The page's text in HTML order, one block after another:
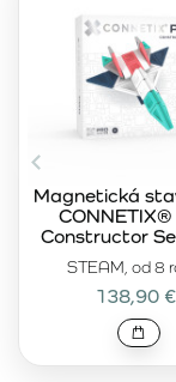
STEAM, od 8
Magnetická
CONNETIX®
Constructor
138,90 €